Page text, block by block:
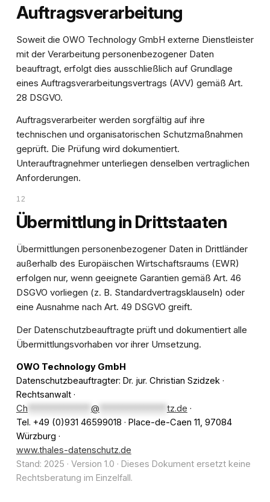
Auftragsverarbeitung
Soweit die OWO Technology GmbH externe Dienstleister
mit der Verarbeitung personenbezogener Daten
beauftragt, erfolgt dies ausschließlich auf Grundlage
eines Auftragsverarbeitungsvertrags (AVV) gemäß Art.
28 DSGVO.
Auftragsverarbeiter werden sorgfältig auf ihre
technischen und organisatorischen Schutzmaßnahmen
geprüft. Die Prüfung wird dokumentiert.
Unterauftragnehmer unterliegen denselben vertraglichen
Anforderungen.
12
Übermittlung in Drittstaaten
Übermittlungen personenbezogener Daten in Drittländer
außerhalb des Europäischen Wirtschaftsraums (EWR)
erfolgen nur, wenn geeignete Garantien gemäß Art. 46
DSGVO vorliegen (z. B. Standardvertragsklauseln) oder
eine Ausnahme nach Art. 49 DSGVO greift.
Der Datenschutzbeauftragte prüft und dokumentiert alle
Übermittlungsvorhaben vor ihrer Umsetzung.
OWO Technology GmbH
Datenschutzbeauftragter: Dr. jur. Christian Szidzek ·
Rechtsanwalt ·
Ch
@ tz.de ·
Tel. +49 (0)931 46599018 · Place-de-Caen 11, 97084
Würzburg ·
www.thales-datenschutz.de
Stand: 2025 · Version 1.0 · Dieses Dokument ersetzt keine
Rechtsberatung im Einzelfall.